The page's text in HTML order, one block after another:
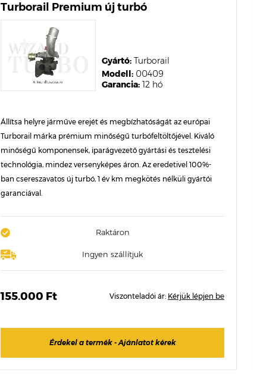
Turborail Premium új turbó
Garancia: 12 hó
Modell: 00409
Gyártó: Turborail
Állítsa helyre járműve erejét és megbízhatóságát az európai
Turborail márka prémium minőségű turbófeltöltőjével. Kiváló
minőségű komponensek, iparágvezető gyártási és tesztelési
technológia, mindez versenyképes áron. Az eredetivel 100%-
ban csereszavatos új turbó, 1 év km megkötés nélküli gyártói
garanciával.
Raktáron
Ingyen szállítjuk
155.000 Ft Viszonteladói ár: Kérjük lépjen be
Érdekel a termék - Ajánlatot kérek